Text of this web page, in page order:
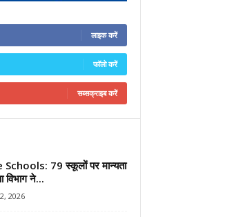
लाइक करें
फॉलो करें
सब्सक्राइब करें
79 स्कूलों पर मान्यता
विभाग ने...
2026